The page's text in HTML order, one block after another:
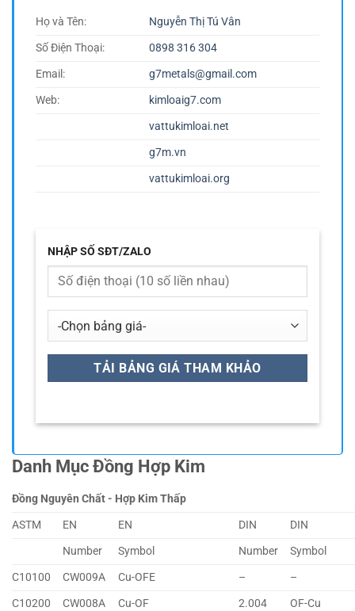
Họ và Tên:
Nguyễn Thị Tú Vân
Số Điện Thoại:
0898 316 304
Email:
g7metals@gmail.com
Web:
kimloaig7.com
vattukimloai.net
g7m.vn
vattukimloai.org
NHẬP SỐ SĐT/ZALO
Danh Mục Đồng Hợp Kim
Đồng Nguyên Chất - Hợp Kim Thấp
ASTM
EN EN DIN
DIN
Number
Symbol Number
Symbol
C10100
CW009A Cu-OFE –
–
C10200
CW008A Cu-OF 2.004
OF-Cu